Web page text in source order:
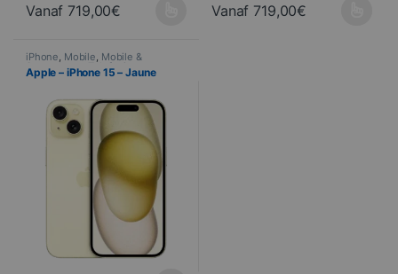
Vanaf 719,00€
Ce produit a plusieurs variations. Les options peuvent être
Vanaf 719,00€
Ce produit a plusieurs
iPhone Mobile Mobile &
Smartphone Telefonie
Apple – iPhone 15 – Jaune